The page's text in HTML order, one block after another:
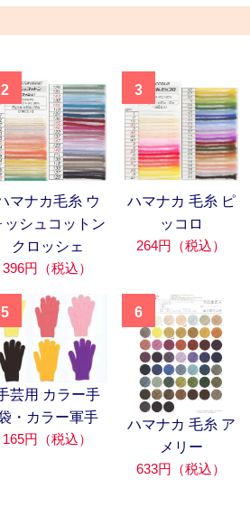
2
マナカ毛糸 ウ
ッシュコットン
クロッシェ
396円（税込）
3
ハマナカ 毛糸 ピ
ッコロ
264円（税込）
5
芸用 カラー手
・カラー軍手
165円（税込）
6
ハマナカ 毛糸 ア
メリー
633円（税込）